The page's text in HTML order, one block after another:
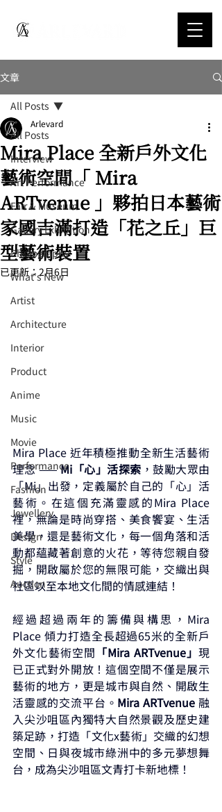
文章
All Posts
Interview
Art Performance
Fair & Museum
Gallery Exhibition
Photography
What's New
Artist
Architecture
Interior
⁠⁠Product
Anime
Music
⁠⁠Movie
⁠⁠Performance
⁠Fashion
⁠⁠Jewellery
Design
Style
Auction
All Posts
Mira Place 全新戶外文化
藝術空間「 Mira
ARTvenue 」夥拍日本藝術
家國吉滿打造「花之丘」巨
型藝術裝置
Arlevard
已更新：2月6日
Mira Place 近年積極推動全新生活藝術
理念 —— Mi「心」活探索 ，鼓勵大眾由
「Mi」出發，定義屬於自己的「心」活
藝術。在這個充滿靈感的Mira Place
裡，無論是時尚穿搭、美食饗宴、生活
美學，還是藝術文化，每一個角落和活
動都蘊藏著創意的火花，等待您親自發
掘，開啟屬於您的無限可能，交織出與
社區以至本地文化間的情感連結！
經過超過兩年的籌備與構思，Mira
Place 傾力打造全長超過65米的全新戶
外文化藝術空間 「Mira ARTvenue」現
已正式對外開放！這個空間不僅是展示
藝術的地方，更是城市與自然、開啟生
活靈感的交流平台。 Mira ARTvenue 融
入尖沙咀區內獨特大自然景觀及歷史建
築足跡，打造「文化x藝術」交織的幻想
空間、日與夜城市綠洲中的多元夢想舞
台，成為尖沙咀區文青打卡新地標！